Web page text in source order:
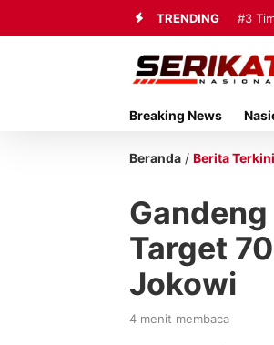
TRENDING #3
Breaking News
Beranda / Berita Terkini
Target
Jokowi
4 menit membaca